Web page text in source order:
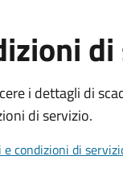
i dettagli di
di servizio.
e condizioni di